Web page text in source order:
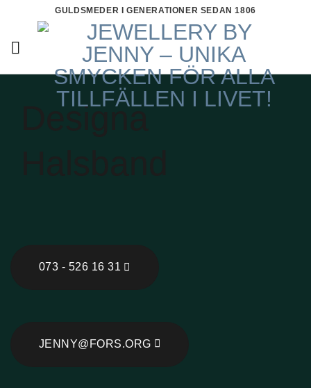
content
GULDSMEDER I GENERATIONER SEDAN 1806
Designa
073 - 526 16 31
JENNY@FORS.ORG